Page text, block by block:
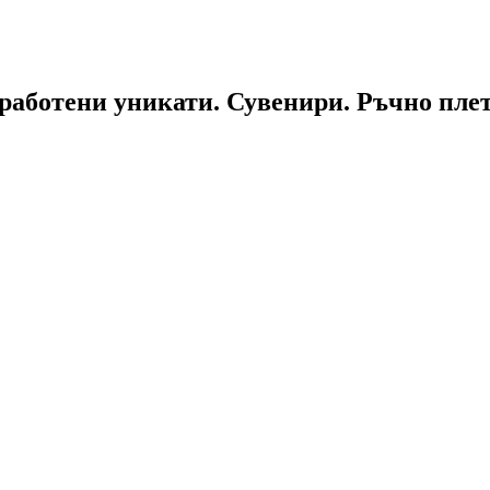
уникати. Сувенири. Ръчно